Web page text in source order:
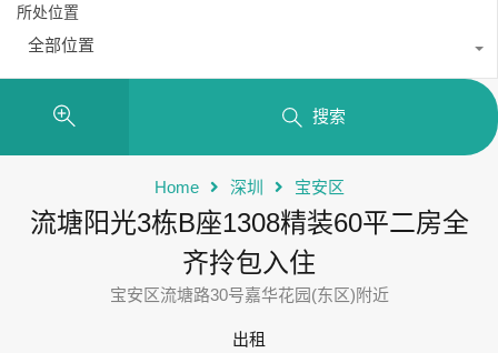
所处位置
全部位置
搜索
Home 深圳 宝安区
流塘阳光3栋B座1308精装60平二房全
齐拎包入住
宝安区流塘路30号嘉华花园(东区)附近
出租